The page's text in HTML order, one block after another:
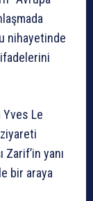
nihayetinde
ifadelerini
Yves Le
ziyareti
Zarif’in yanı
bir araya